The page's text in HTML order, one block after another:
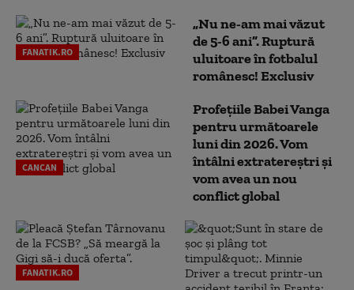
FANATIK.RO
„Nu ne-am mai văzut
de 5-6 ani”. Ruptură
uluitoare în fotbalul
românesc! Exclusiv
CANCAN
Profețiile Babei Vanga
pentru următoarele
luni din 2026. Vom
întâlni extratereștri și
vom avea un nou
conflict global
FANATIK.RO